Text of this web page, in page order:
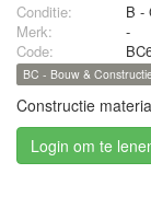
Conditie:
B -
Merk:
-
Code:
BC - Bouw &
Constructie
Login om te